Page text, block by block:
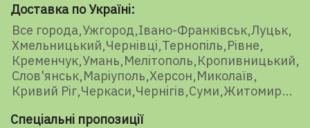
Доставка по Україні:
Все города Ужгород Івано-Франківськ Луцьк
Хмельницький Чернівці Тернопіль Рівне
Кременчук Умань Мелітополь Кропивницький
Слов'янськ Маріуполь Херсон Миколаїв
Кривий Ріг Черкаси Чернігів Суми Житомир
Спеціальні пропозиції